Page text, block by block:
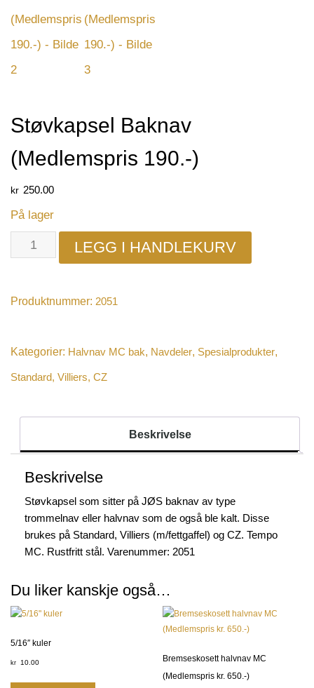
Støvkapsel Baknav
(Medlemspris 190.-)
kr 250.00
På lager
LEGG I HANDLEKURV
Produktnummer: 2051
Kategorier: Halvnav MC bak, Navdeler, Spesialprodukter,
Standard, Villiers, CZ
Beskrivelse
Beskrivelse
Støvkapsel som sitter på JØS baknav av type
trommelnav eller halvnav som de også ble kalt. Disse
brukes på Standard, Villiers (m/fettgaffel) og CZ. Tempo
MC. Rustfritt stål. Varenummer: 2051
Du liker kanskje også…
5/16″ kuler
kr 10.00
Bremseskosett halvnav MC
(Medlemspris kr. 650.-)